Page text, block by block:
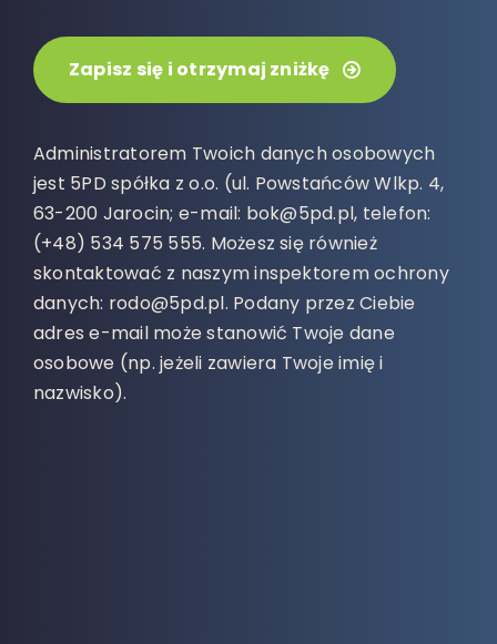
Zapisz się i otrzymaj zniżkę
Administratorem Twoich danych osobowych
jest 5PD spółka z o.o. (ul. Powstańców Wlkp. 4,
63-200 Jarocin; e-mail: bok@5pd.pl, telefon:
(+48) 534 575 555. Możesz się również
skontaktować z naszym inspektorem ochrony
danych: rodo@5pd.pl. Podany przez Ciebie
adres e-mail może stanowić Twoje dane
osobowe (np. jeżeli zawiera Twoje imię i
nazwisko).